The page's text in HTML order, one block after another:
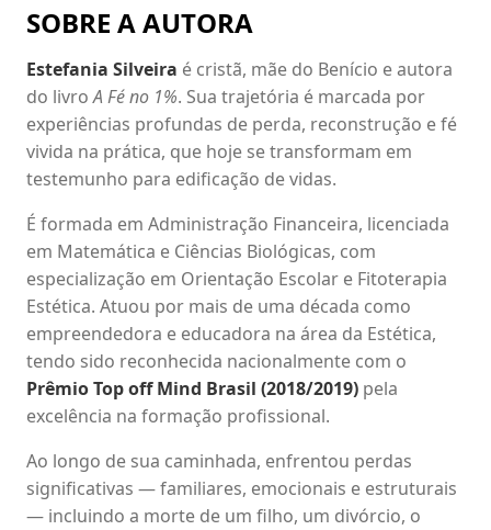
SOBRE A AUTORA
Estefania Silveira é cristã, mãe do Benício e autora
do livroA Fé no 1%. Sua trajetória é marcada por
experiências profundas de perda, reconstrução e fé
vivida na prática, que hoje se transformam em
testemunho para edificação de vidas.
É formada em Administração Financeira, licenciada
em Matemática e Ciências Biológicas, com
especialização em Orientação Escolar e Fitoterapia
Estética. Atuou por mais de uma década como
empreendedora e educadora na área da Estética,
tendo sido reconhecida nacionalmente com o
Prêmio Top off Mind Brasil (2018/2019) pela
excelência na formação profissional.
Ao longo de sua caminhada, enfrentou perdas
significativas — familiares, emocionais e estruturais
— incluindo a morte de um filho, um divórcio, o